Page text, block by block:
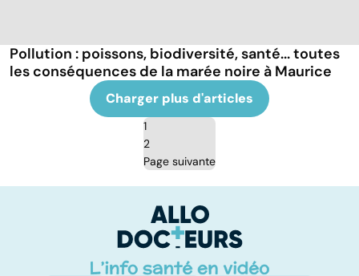
Pollution : poissons, biodiversité, santé... toutes
les conséquences de la marée noire à Maurice
Charger plus d'articles
1
2
Page suivante